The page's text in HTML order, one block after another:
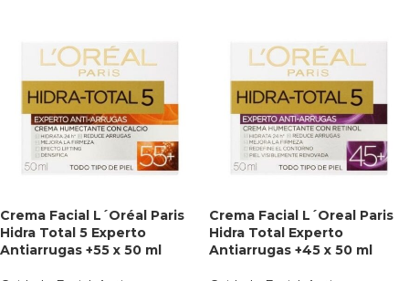
Crema Facial L´Oréal Paris
Hidra Total 5 Experto
Antiarrugas +55 x 50 ml
Crema Facial L´Oreal Paris
Hidra Total Experto
Antiarrugas +45 x 50 ml